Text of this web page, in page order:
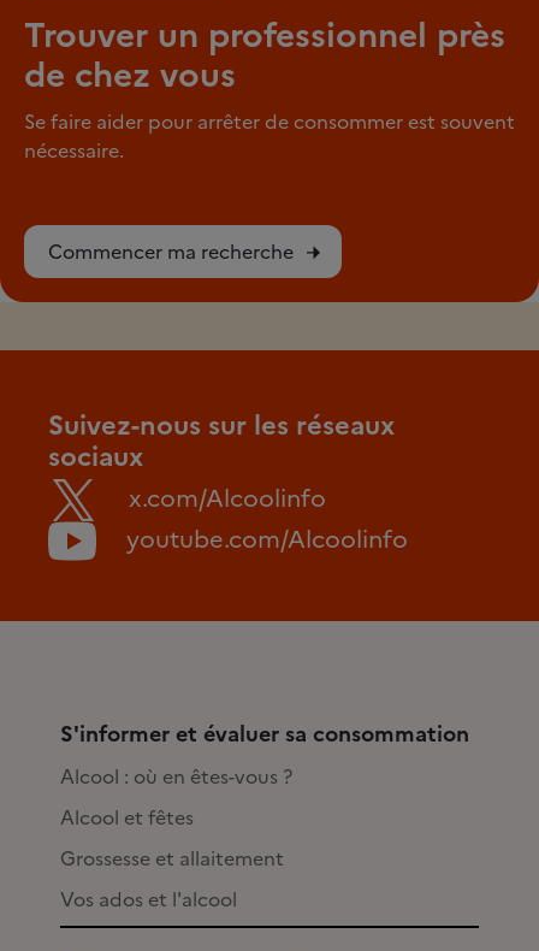
Trouver un professionnel près
de chez vous
Se faire aider pour arrêter de consommer est souvent
nécessaire.
Commencer ma recherche
Suivez-nous sur les réseaux
sociaux
x.com/Alcoolinfo
youtube.com/Alcoolinfo
S'informer et évaluer sa consommation
Alcool : où en êtes-vous ?
Alcool et fêtes
Grossesse et allaitement
Vos ados et l'alcool